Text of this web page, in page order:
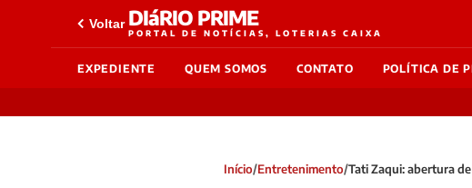
Voltar DIáRIO PRIME
PORTAL DE NOTÍCIAS, LOTERIAS CAIXA
EXPEDIENTE QUEM SOMOS CONTATO POLÍTICA DE
Início/Entretenimento/Tati Zaqui: abertura